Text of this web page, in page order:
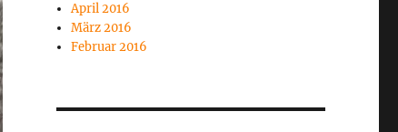
April 2016
März 2016
Februar 2016